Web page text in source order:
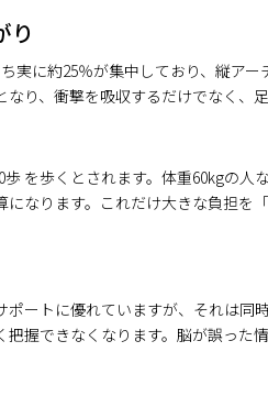
り
実に約25％が集中しており、縦ア
り、衝撃を吸収するだけでなく、
歩 を歩くとされます。体重60kgの
になります。これだけ大きな負担
ートに優れていますが、それは同
把握できなくなります。脳が誤っ